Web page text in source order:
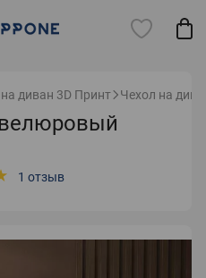
диван 3D Принт Чехол на
1 отзыв